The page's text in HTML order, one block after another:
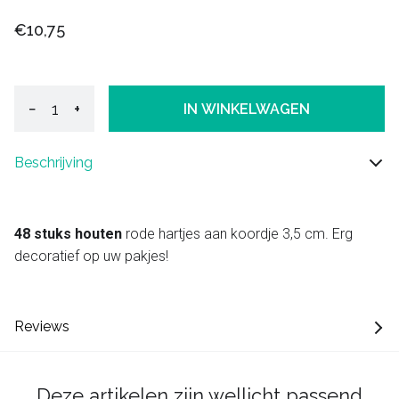
€10,75
− + IN WINKELWAGEN
Beschrijving
48 stuks houten rode hartjes aan koordje 3,5 cm. Erg
decoratief op uw pakjes!
Reviews